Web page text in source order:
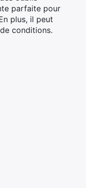
parfaite pour
plus, il peut
conditions.